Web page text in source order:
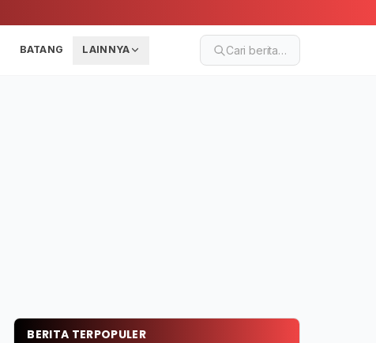
BATANG LAINNYA Cari berita…
BERITA TERPOPULER